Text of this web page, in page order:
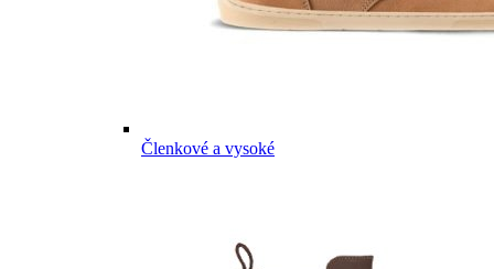
Členkové a vysoké